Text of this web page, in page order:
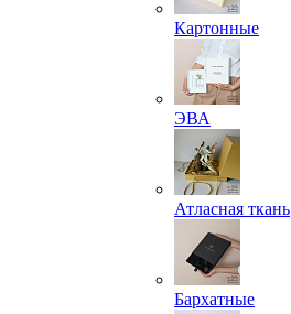
Картонные
ЭВА
Атласная ткань
Бархатные